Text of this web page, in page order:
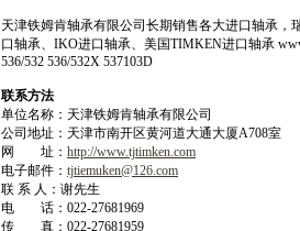
天津铁姆肯轴承有限公司长期销售各大进口轴承
口轴承、IKO进口轴承、美国TIMKEN进口轴承
536/532 536/532X 537103D
联系方法
单位名称：天津铁姆肯轴承有限公司
公司地址：天津市南开区黄河道大通大厦A708室
网 址： http://www.tjtimken.com
电子邮件： tjtiemuken@126.com
联 系 人：谢先生
电 话：022-27681969
传 真：022-27681959